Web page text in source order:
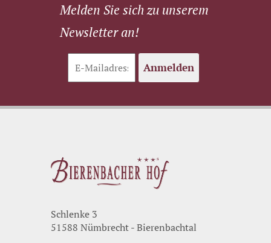
Melden Sie sich zu unserem
Newsletter an!
Anmelden
Schlenke 3
51588 Nümbrecht - Bierenbachtal